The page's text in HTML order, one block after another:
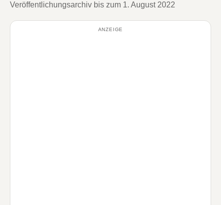
Veröffentlichungsarchiv bis zum 1. August 2022
ANZEIGE